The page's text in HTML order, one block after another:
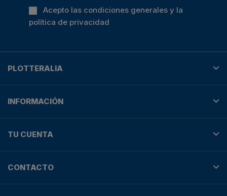
Acepto las condiciones generales y la
política de privacidad
PLOTTERALIA
INFORMACIÓN
TU CUENTA
CONTACTO